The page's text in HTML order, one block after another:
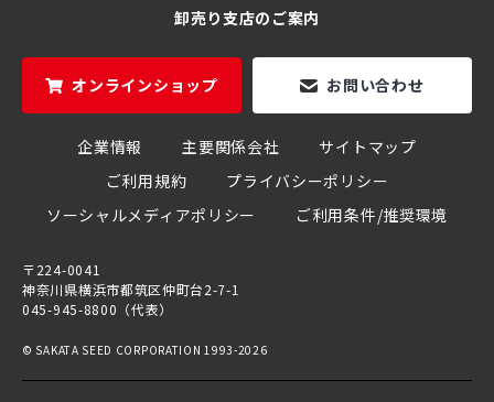
卸売り支店のご案内
オンラインショップ お問い合わせ
企業情報 主要関係会社
サイトマップ
ご利用規約
プライバシーポリシー
ソーシャルメディアポリシー
ご利用条件/推奨環境
〒224-0041
神奈川県横浜市都筑区仲町台2-7-1
045-945-8800（代表）
© SAKATA SEED CORPORATION 1993-2026